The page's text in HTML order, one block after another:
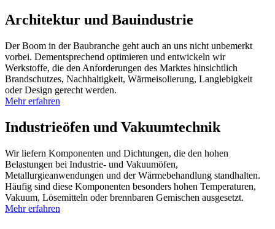
Architektur und Bauindustrie
Der Boom in der Baubranche geht auch an uns nicht unbemerkt
vorbei. Dementsprechend optimieren und entwickeln wir
Werkstoffe, die den Anforderungen des Marktes hinsichtlich
Brandschutzes, Nachhaltigkeit, Wärmeisolierung, Langlebigkeit
oder Design gerecht werden.
Mehr erfahren
Industrieöfen und Vakuumtechnik
Wir liefern Komponenten und Dichtungen, die den hohen
Belastungen bei Industrie- und Vakuumöfen,
Metallurgieanwendungen und der Wärmebehandlung standhalten.
Häufig sind diese Komponenten besonders hohen Temperaturen,
Vakuum, Lösemitteln oder brennbaren Gemischen ausgesetzt.
Mehr erfahren